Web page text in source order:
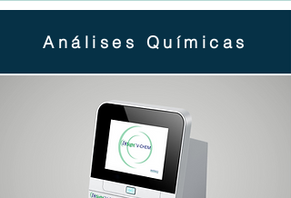
Análises Químicas